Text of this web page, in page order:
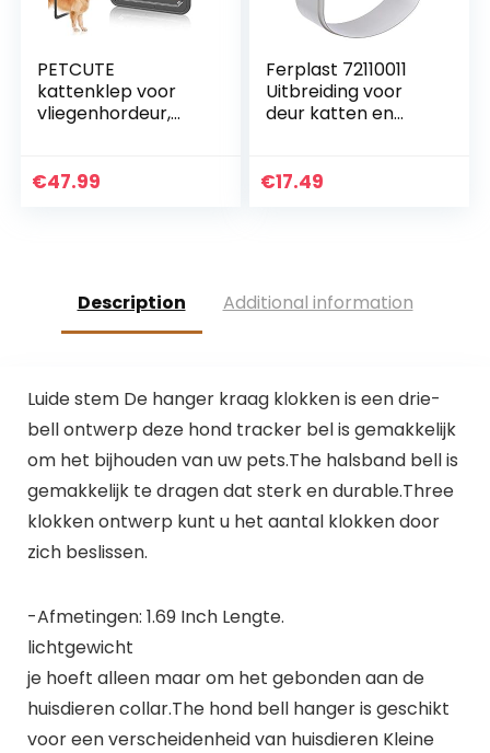
PETCUTE
kattenklep voor
vliegenhordeur,
hondendeur, voor
€47.99
Ferplast 72110011
Uitbreiding voor
deur katten en
5 VERLENGSTUK 16.3
€17.49
Description Additional information
Luide stem De hanger kraag klokken is een drie-
bell ontwerp deze hond tracker bel is gemakkelijk
om het bijhouden van uw pets.The halsband bell is
gemakkelijk te dragen dat sterk en durable.Three
klokken ontwerp kunt u het aantal klokken door
zich beslissen.
-Afmetingen: 1.69 Inch Lengte.
lichtgewicht
je hoeft alleen maar om het gebonden aan de
huisdieren collar.The hond bell hanger is geschikt
voor een verscheidenheid van huisdieren Kleine